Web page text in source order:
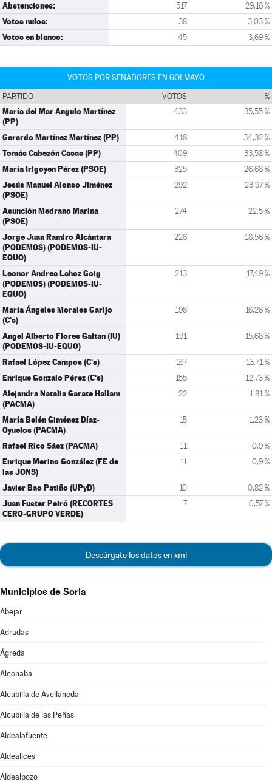
Abstenciones: 517 29,16 %
Votos nulos: 38 3,03 %
Votos en blanco: 45 3,69 %
VOTOS POR SENADORES EN GOLMAYO
PARTIDO VOTOS %
María del Mar Angulo Martínez
(PP)
433 35,55 %
Gerardo Martínez Martínez (PP) 418 34,32 %
Tomás Cabezón Casas (PP) 409 33,58 %
María Irigoyen Pérez (PSOE) 325 26,68 %
Jesús Manuel Alonso Jiménez
(PSOE)
292 23,97 %
Asunción Medrano Marina
(PSOE)
274 22,5 %
Jorge Juan Ramiro Alcántara
(PODEMOS) (PODEMOS-IU-
EQUO)
226 18,56 %
Leonor Andrea Lahoz Goig
(PODEMOS) (PODEMOS-IU-
EQUO)
213 17,49 %
María Ángeles Morales Garijo
(C's)
198 16,26 %
Angel Alberto Flores Gaitan (IU)
(PODEMOS-IU-EQUO)
191 15,68 %
Rafael López Campos (C's) 167 13,71 %
Enrique Gonzalo Pérez (C's) 155 12,73 %
Alejandra Natalia Garate Hallam
(PACMA)
22 1,81 %
María Belén Giménez Díaz-
Oyuelos (PACMA)
15 1,23 %
Rafael Rico Sáez (PACMA) 11 0,9 %
Enrique Merino González (FE de
las JONS)
11 0,9 %
Javier Bao Patiño (UPyD) 10 0,82 %
Juan Fuster Peiró (RECORTES
CERO-GRUPO VERDE)
7 0,57 %
Descárgate los datos en xml
Municipios de Soria
Abejar
Adradas
Ágreda
Alconaba
Alcubilla de Avellaneda
Alcubilla de las Peñas
Aldealafuente
Aldealices
Aldealpozo